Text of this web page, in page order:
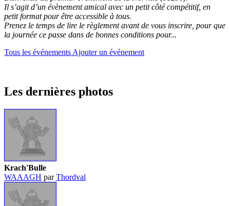
Il s’agit d’un évènement amical avec un petit côté compétitif, en
petit format pour être accessible à tous.
Prenez le temps de lire le règlement avant de vous inscrire, pour que
la journée ce passe dans de bonnes conditions pour...
Tous les événements Ajouter un événement
Les dernières photos
Krach'Bulle
WAAAGH parThordval